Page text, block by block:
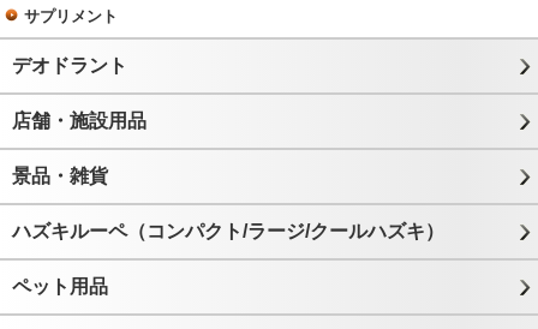
サプリメント
デオドラント
店舗・施設用品
景品・雑貨
ハズキルーペ（コンパクト/ラージ/クールハズキ）
ペット用品